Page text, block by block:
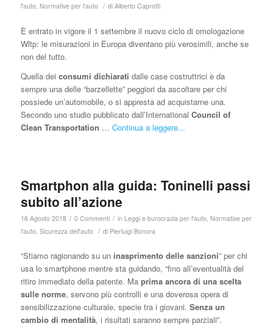
l'auto, Normative per l'auto / di Alberto Caprotti
È entrato in vigore il 1 settembre il nuovo ciclo di omologazione
Wltp: le misurazioni in Europa diventano più verosimili, anche se
non del tutto.
Quella dei consumi dichiarati dalle case costruttrici è da
sempre una delle “barzellette” peggiori da ascoltare per chi
possiede un’automobile, o si appresta ad acquistarne una.
Secondo uno studio pubblicato dall’International Council of
Clean Transportation … Continua a leggere...
Smartphon alla guida: Toninelli passi
subito all’azione
16 Agosto 2018 / 0 Commenti / in Leggi e burocrazia per l'auto, Normative per
l'auto, Sicurezza dell'auto / di Pierluigi Bonora
“Stiamo ragionando su un inasprimento delle sanzioni” per chi
usa lo smartphone mentre sta guidando, “fino all’eventualità del
ritiro immediato della patente. Maprima ancora di una scelta
sulle norme, servono più controlli e una doverosa opera di
sensibilizzazione culturale, specie tra i giovani. Senza un
cambio di mentalità, i risultati saranno sempre parziali”.